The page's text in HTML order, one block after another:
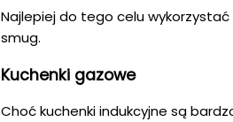
Najlepiej do tego celu
smug.
Kuchenki gazowe
Choć kuchenki indukcyjne są